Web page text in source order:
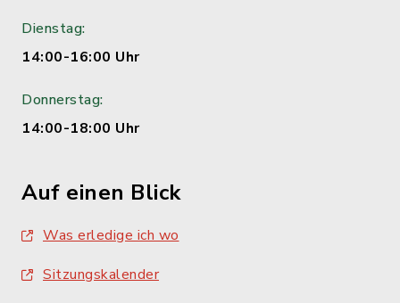
Dienstag:
14:00-16:00 Uhr
Donnerstag:
14:00-18:00 Uhr
Auf einen Blick
Was erledige ich wo
Sitzungskalender